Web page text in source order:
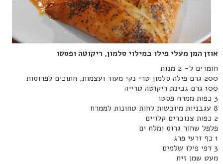
אוזן המן מעלי פילו במילוי סלמון, ריקוטה ופסטו
חומרים ל- 2 מנות
200 גרם פילה סלמון טרי נקי מעור ועצמות, חתוכים לפרוסות
100 גרם גבינת ריקוטה טרייה
3 כפות ממרח פסטו
8 עגבניות מיובשות לחות טחונות לממרח
2 כפות צנוברים קלויים
פלפל שחור גרוס ומלח ים
1 כף זרעי פרג
3 דפי פילו שלמים
מעט שמן זית